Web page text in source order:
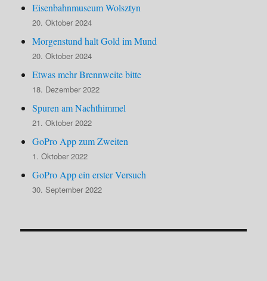
Eisenbahnmuseum Wolsztyn
20. Oktober 2024
Morgenstund halt Gold im Mund
20. Oktober 2024
Etwas mehr Brennweite bitte
18. Dezember 2022
Spuren am Nachthimmel
21. Oktober 2022
GoPro App zum Zweiten
1. Oktober 2022
GoPro App ein erster Versuch
30. September 2022